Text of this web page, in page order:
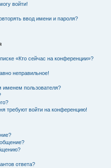
войти!
ввод имени и пароля?
«Кто сейчас на конференции»?
неправильное!
именем пользователя?
требуют войти на конференцию!
ответа?